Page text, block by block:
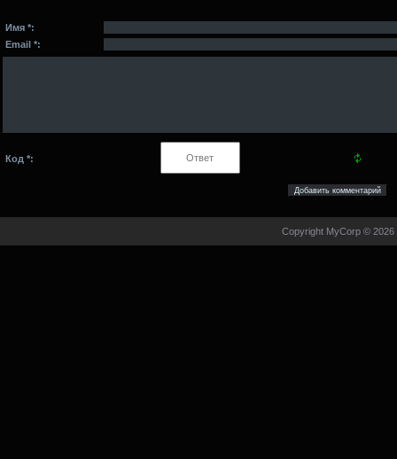
Имя *:
Email *:
Код *:
Copyright MyCorp © 2026